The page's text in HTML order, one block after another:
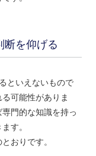
断を仰げる
といえないもので
可能性がありま
門的な知識を持っ
す。
おりです。